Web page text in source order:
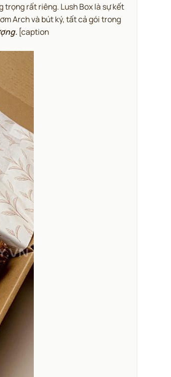
trọng rất riêng. Lush Box là sự kết
Arch và bút ký, tất cả gói trong
[caption